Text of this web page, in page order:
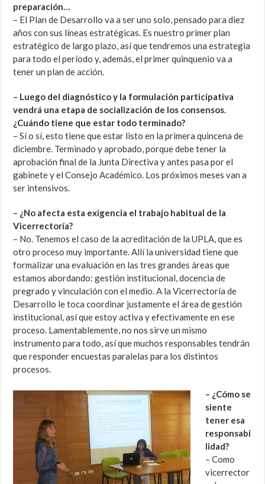
preparación…
– El Plan de Desarrollo va a ser uno solo, pensado para diez
años con sus líneas estratégicas. Es nuestro primer plan
estratégico de largo plazo, así que tendremos una estrategia
para todo el período y, además, el primer quinquenio va a
tener un plan de acción.
– Luego del diagnóstico y la formulación participativa
vendrá una etapa de socialización de los consensos.
¿Cuándo tiene que estar todo terminado?
– Sí o sí, esto tiene que estar listo en la primera quincena de
diciembre. Terminado y aprobado, porque debe tener la
aprobación final de la Junta Directiva y antes pasa por el
gabinete y el Consejo Académico. Los próximos meses van a
ser intensivos.
– ¿No afecta esta exigencia el trabajo habitual de la
Vicerrectoría?
– No. Tenemos el caso de la acreditación de la UPLA, que es
otro proceso muy importante. Allí la universidad tiene que
formalizar una evaluación en las tres grandes áreas que
estamos abordando: gestión institucional, docencia de
pregrado y vinculación con el medio. A la Vicerrectoría de
Desarrollo le toca coordinar justamente el área de gestión
institucional, así que estoy activa y efectivamente en ese
proceso. Lamentablemente, no nos sirve un mismo
instrumento para todo, así que muchos responsables tendrán
que responder encuestas paralelas para los distintos
procesos.
– ¿Cómo se
siente
tener esa
responsabi
lidad?
– Como
vicerrector